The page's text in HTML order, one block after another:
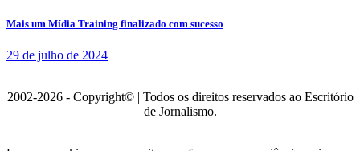
Mais um Mídia Training finalizado com sucesso
29 de julho de 2024
2002-2026 - Copyright© | Todos os direitos reservados ao Escritório
de Jornalismo.